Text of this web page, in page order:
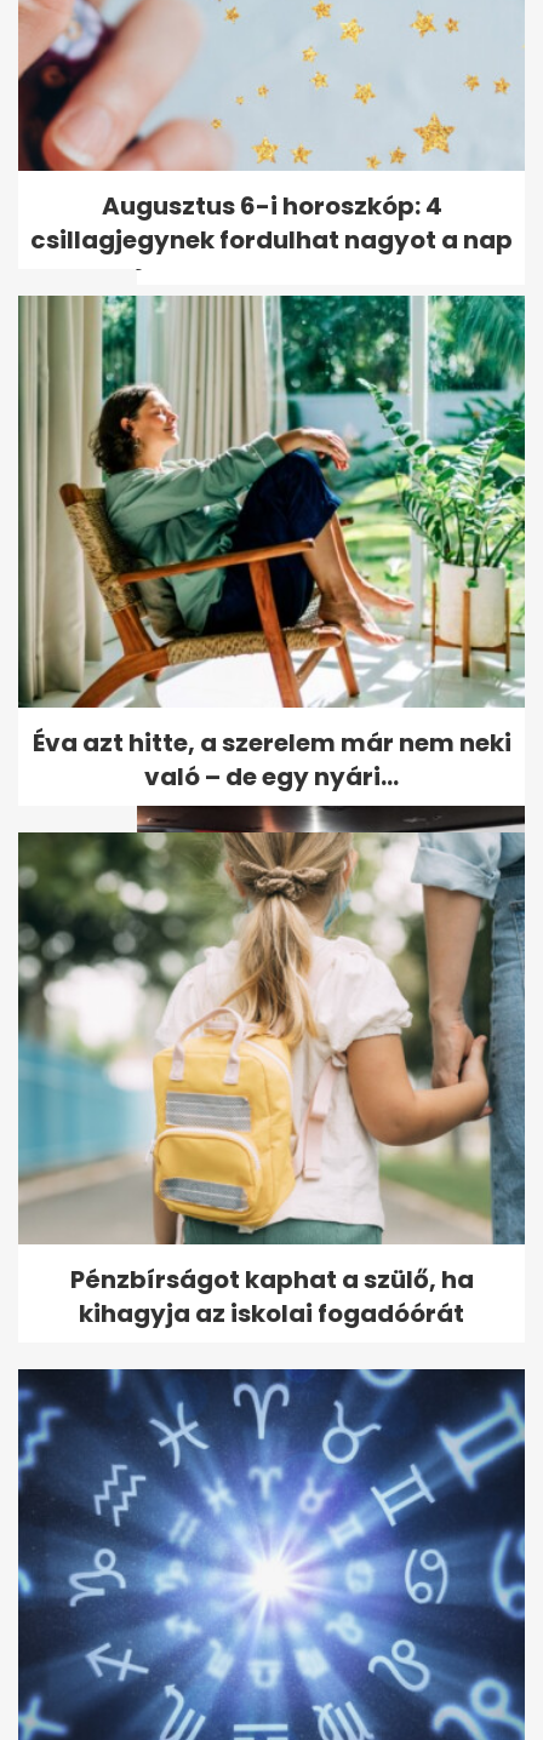
Donald Trump rendeletben
szigorította a születési jogon
járó...
Térképen a hidegfront:
hajnalban elérte
Magyarország határát
Tarolt az új Pókember: 6 nap
alatt 1,05 milliárd dollár
bevétel
Augusztus 6-i horoszkóp: 4
csillagjegynek fordulhat nagyot a nap
Éva azt hitte, a szerelem már nem neki
való – de egy nyári...
Pénzbírságot kaphat a szülő, ha
kihagyja az iskolai fogadóórát